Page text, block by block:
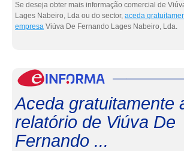
Se deseja obter mais informação comercial de
Lages Nabeiro, Lda ou do sector, aceda
empresa Viúva De Fernando Lages Nabeiro, Lda.
Aceda gratuitamente
relatório de Viúva De
Fernando ...